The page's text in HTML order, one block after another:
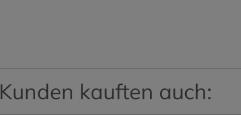
Kunden kauften auch: